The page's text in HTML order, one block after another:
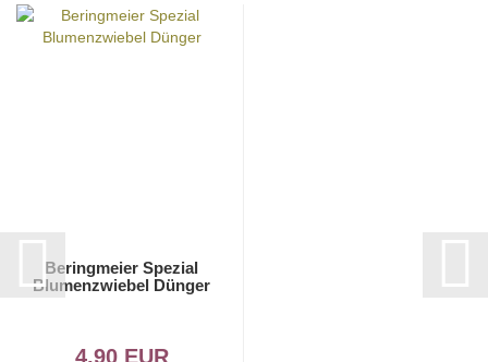
Beringmeier Spezial
Blumenzwiebel Dünger
4,90 EUR